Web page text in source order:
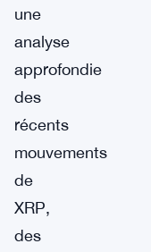
une
analyse
approfondie
des
récents
mouvements
de
XRP,
des